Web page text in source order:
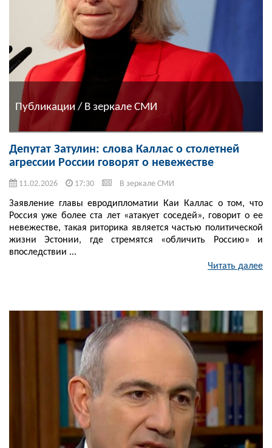
Публикации / В зеркале СМИ
Депутат Затулин: слова Каллас о столетней
агрессии России говорят о невежестве
11.02.2026 17:30 В зеркале СМИ
Заявление главы евродипломатии Каи Каллас о том, что
Россия уже более ста лет «атакует соседей», говорит о ее
невежестве, такая риторика является частью политической
жизни Эстонии, где стремятся «обличить Россию» и
впоследствии ...
Читать далее